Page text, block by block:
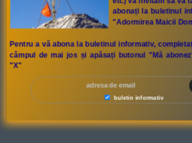
abonați la buletinul
"Adormirea Maicii
buletin informativ
Pentru a vă abona la buletinul informativ,
câmpul de mai jos și apăsați butonul "Mă
"X"